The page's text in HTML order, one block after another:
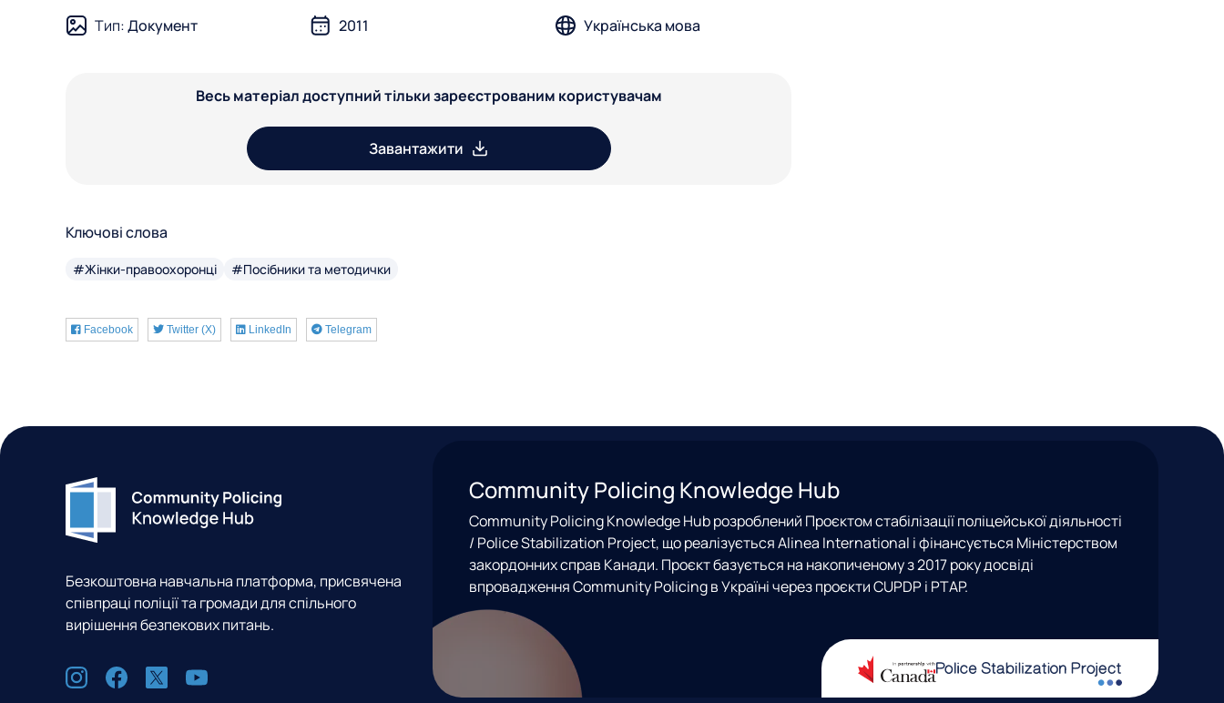
Тип:Документ 2011 Українська мова
Весь матеріал доступний тільки зареєстрованим користувачам
Завантажити
Ключові слова
#Жінки-правоохоронці #Посібники та методички
Facebook Twitter (X) LinkedIn Telegram
Безкоштовна навчальна платформа, присвячена
співпраці поліції та громади для спільного
вирішення безпекових питань.
С
оI
F
X
Y
Community Policing Knowledge Hub
Community Policing Knowledge Hub розроблений Проєктом стабілізації поліцейської діяльності
/ Police Stabilization Project, що реалізується Alinea International і фінансується Міністерством
закордонних справ Канади. Проєкт базується на накопиченому з 2017 року досвіді
впровадження Community Policing в Україні через проєкти CUPDP і PTAP.